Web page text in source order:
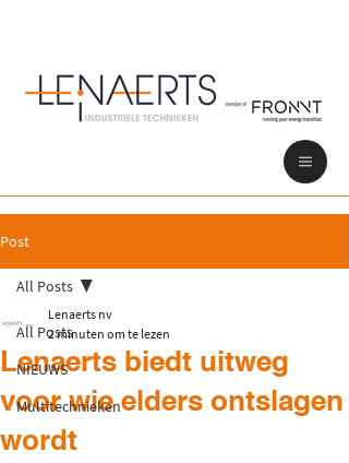
Post
All Posts
NIEUWS
Multitechnieken
All Posts
Lenaerts biedt uitweg
voor wie elders ontslagen
wordt
Lenaerts nv
2 minuten om te lezen